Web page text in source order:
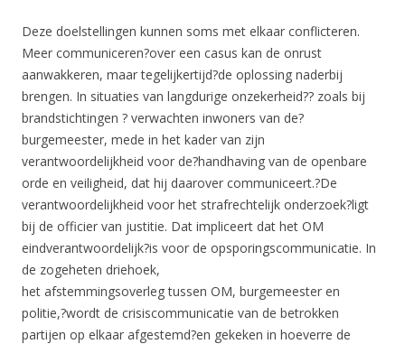
Deze doelstellingen kunnen soms met elkaar conflicteren.
Meer communiceren?over een casus kan de onrust
aanwakkeren, maar tegelijkertijd?de oplossing naderbij
brengen. In situaties van langdurige onzekerheid?? zoals bij
brandstichtingen ? verwachten inwoners van de?
burgemeester, mede in het kader van zijn
verantwoordelijkheid voor de?handhaving van de openbare
orde en veiligheid, dat hij daarover communiceert.?De
verantwoordelijkheid voor het strafrechtelijk onderzoek?ligt
bij de officier van justitie. Dat impliceert dat het OM
eindverantwoordelijk?is voor de opsporingscommunicatie. In
de zogeheten driehoek,
het afstemmingsoverleg tussen OM, burgemeester en
politie,?wordt de crisiscommunicatie van de betrokken
partijen op elkaar afgestemd?en gekeken in hoeverre de